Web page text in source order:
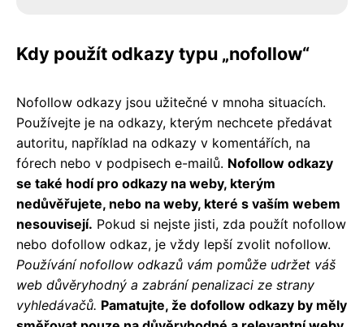
Kdy použít odkazy typu „nofollow“
Nofollow odkazy jsou užitečné v mnoha situacích.
Používejte je na odkazy, kterým nechcete předávat
autoritu, například na odkazy v komentářích, na
fórech nebo v podpisech e-mailů. Nofollow odkazy
se také hodí pro odkazy na weby, kterým
nedůvěřujete, nebo na weby, které s vaším webem
nesouvisejí. Pokud si nejste jisti, zda použít nofollow
nebo dofollow odkaz, je vždy lepší zvolit nofollow.
Používání nofollow odkazů vám pomůže udržet váš
web důvěryhodný a zabrání penalizaci ze strany
vyhledávačů. Pamatujte, že dofollow odkazy by měly